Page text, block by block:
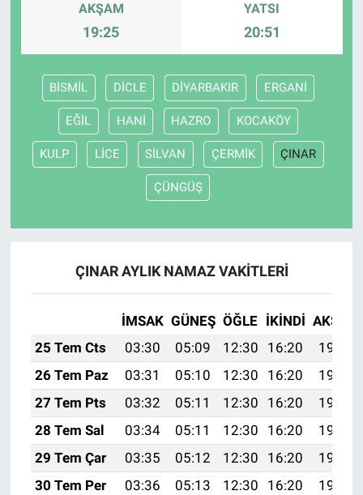
AKŞAM
19:25
YATSI
20:51
BİSMİL DİCLE DİYARBAKIR ERGANİ
EĞİL HANİ HAZRO KOCAKÖY
KULP LİCE SİLVAN ÇERMİK ÇINAR
ÇÜNGÜŞ
ÇINAR AYLIK NAMAZ VAKITLERI
İMSAK GÜNEŞ ÖĞLE İKINDI AKŞAM
25 Tem Cts
03:30 05:09 12:30 16:20
19:41
26 Tem Paz
03:31 05:10 12:30 16:20
19:40
27 Tem Pts
03:32 05:11 12:30 16:20
19:39
28 Tem Sal
03:34 05:11 12:30 16:20
19:38
29 Tem Çar
03:35 05:12 12:30 16:20
19:38
30 Tem Per
03:36 05:13 12:30 16:20
19:37